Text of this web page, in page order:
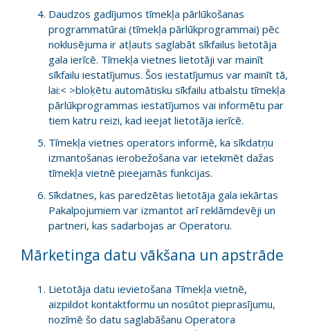
Daudzos gadījumos tīmekļa pārlūkošanas
programmatūrai (tīmekļa pārlūkprogrammai) pēc
noklusējuma ir atļauts saglabāt sīkfailus lietotāja
gala ierīcē. Tīmekļa vietnes lietotāji var mainīt
sīkfailu iestatījumus. Šos iestatījumus var mainīt tā,
lai:< >bloķētu automātisku sīkfailu atbalstu tīmekļa
pārlūkprogrammas iestatījumos vai informētu par
tiem katru reizi, kad ieejat lietotāja ierīcē.
Tīmekļa vietnes operators informē, ka sīkdatņu
izmantošanas ierobežošana var ietekmēt dažas
tīmekļa vietnē pieejamās funkcijas.
Sīkdatnes, kas paredzētas lietotāja gala iekārtas
Pakalpojumiem var izmantot arī reklāmdevēji un
partneri, kas sadarbojas ar Operatoru.
Mārketinga datu vākšana un apstrāde
Lietotāja datu ievietošana Tīmekļa vietnē,
aizpildot kontaktformu un nosūtot pieprasījumu,
nozīmē šo datu saglabāšanu Operatora